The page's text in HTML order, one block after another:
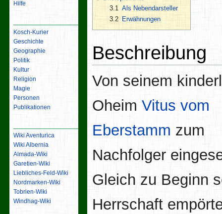
3.1
Als Nebendarsteller
3.2
Erwähnungen
Beschreibung
Von seinem
Oheim Vitus vom
Eberstamm zum
Nachfolger
Gleich zu Beginn
Herrschaft
Hilfe
Kosch-Kurier
Geschichte
Geographie
Politik
Kultur
Religion
Magie
Personen
Publikationen
Wiki Aventurica
Wiki Albernia
Almada-Wiki
Garetien-Wiki
Liebliches-Feld-Wiki
Nordmarken-Wiki
Tobrien-Wiki
Windhag-Wiki